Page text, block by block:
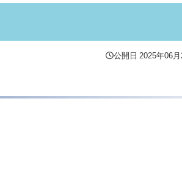
公開日 2025年06月